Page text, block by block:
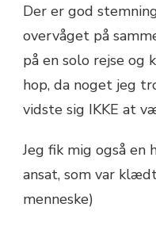
Der er god
overvåget på
på en solo rejse og
hop, da noget jeg
vidste sig IKKE at
Jeg fik mig også en
ansat, som var
menneske)